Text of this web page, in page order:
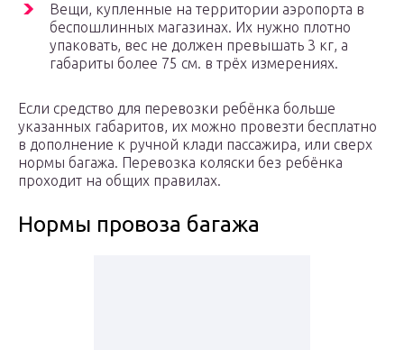
Вещи, купленные на территории аэропорта в
беспошлинных магазинах. Их нужно плотно
упаковать, вес не должен превышать 3 кг, а
габариты более 75 см. в трёх измерениях.
Если средство для перевозки ребёнка больше
указанных габаритов, их можно провезти бесплатно
в дополнение к ручной клади пассажира, или сверх
нормы багажа. Перевозка коляски без ребёнка
проходит на общих правилах.
Нормы провоза багажа